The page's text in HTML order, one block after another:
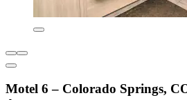
Motel 6 – Colorado Springs,